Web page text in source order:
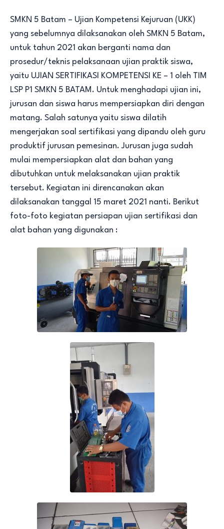
SMKN 5 Batam – Ujian Kompetensi Kejuruan (UKK)
yang sebelumnya dilaksanakan oleh SMKN 5 Batam,
untuk tahun 2021 akan berganti nama dan
prosedur/teknis pelaksanaan ujian praktik siswa,
yaitu UJIAN SERTIFIKASI KOMPETENSI KE – 1 oleh TIM
LSP P1 SMKN 5 BATAM. Untuk menghadapi ujian ini,
jurusan dan siswa harus mempersiapkan diri dengan
matang. Salah satunya yaitu siswa dilatih
mengerjakan soal sertifikasi yang dipandu oleh guru
produktif jurusan pemesinan. Jurusan juga sudah
mulai mempersiapkan alat dan bahan yang
dibutuhkan untuk melaksanakan ujian praktik
tersebut. Kegiatan ini direncanakan akan
dilaksanakan tanggal 15 maret 2021 nanti. Berikut
foto-foto kegiatan persiapan ujian sertifikasi dan
alat bahan yang digunakan :